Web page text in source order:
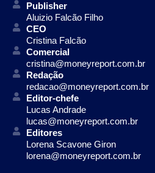
Publisher
Aluizio Falcão Filho
CEO
Cristina Falcão
Comercial
cristina@moneyreport.com.br
Redação
redacao@moneyreport.com.br
Editor-chefe
Lucas Andrade
lucas@moneyreport.com.br
Editores
Lorena Scavone Giron
lorena@moneyreport.com.br